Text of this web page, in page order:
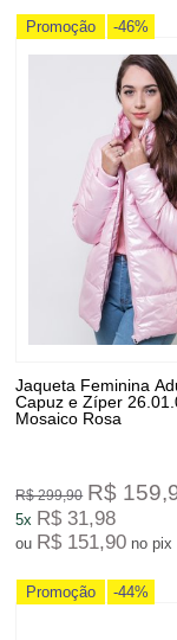
Promoção -46%
Jaqueta Feminina
Capuz e Zíper
Mosaico Rosa
R$ 299,90 R$
5x R$ 31,98
ou R$ 151,90 no pix
Promoção -44%